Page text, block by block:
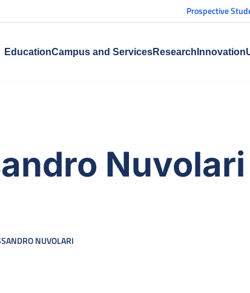
Prospective
EducationCampus and ServicesResearch Innovation
Nuvolari
NUVOLARI